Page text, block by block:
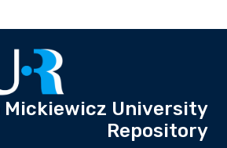
Mickiewicz University
Repository